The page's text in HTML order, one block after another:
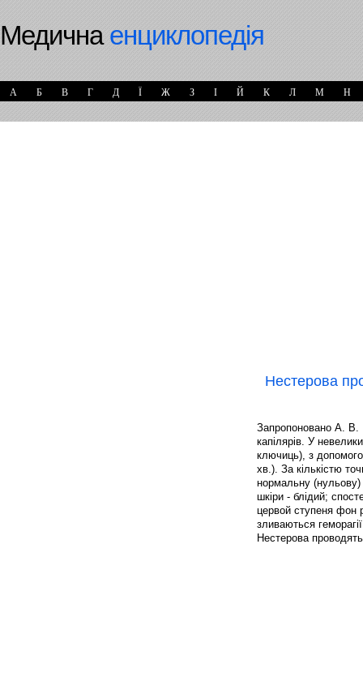
Медичнаенциклопедія
А Б В Г Д Ї Ж З І Й К Л М Н
Нестерова
Запропоновано А. В.
капілярів. У
ключиць), з
хв.). За кількістю
нормальну (нульову)
шкіри - блідий;
цервой ступеня фон
зливаються
Нестерова